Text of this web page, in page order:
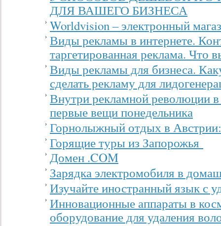
ДЛЯ ВАШЕГО БИЗНЕСА
Worldvision – электронный
Виды рекламы в интернете.
таргетированная реклама. Что
Виды рекламы для бизнеса.
сделать рекламу для
Внутри рекламной революции
первые вещи понедельника
Горнолыжный отдых в
Горящие туры из Запорожья
Домен .COM
Зарядка электромобиля в
Изучайте иностранный язык с
Инновационные аппараты в
оборудование для удаления